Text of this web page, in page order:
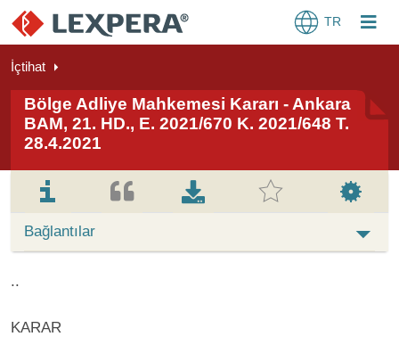
TR
İçtihat
Bölge Adliye Mahkemesi Kararı - Ankara
BAM, 21. HD., E. 2021/670 K. 2021/648 T.
28.4.2021
Bağlantılar
..
KARAR